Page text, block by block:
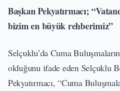
Başkan Pekyatırmacı;
bizim en büyük rehberimiz”
Selçuklu’da Cuma
olduğunu ifade eden Selçuklu
Pekyatırmacı, “Cuma